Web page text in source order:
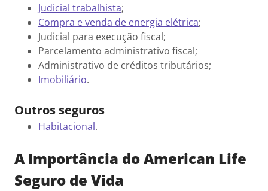
Judicial trabalhista;
Compra e venda de energia elétrica;
Judicial para execução fiscal;
Parcelamento administrativo fiscal;
Administrativo de créditos tributários;
Imobiliário.
Outros seguros
Habitacional.
A Importância do American Life
Seguro de Vida